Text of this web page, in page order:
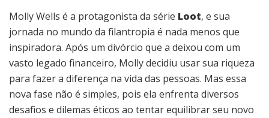
Molly Wells é a protagonista da série Loot, e sua
jornada no mundo da filantropia é nada menos que
inspiradora. Após um divórcio que a deixou com um
vasto legado financeiro, Molly decidiu usar sua riqueza
para fazer a diferença na vida das pessoas. Mas essa
nova fase não é simples, pois ela enfrenta diversos
desafios e dilemas éticos ao tentar equilibrar seu novo